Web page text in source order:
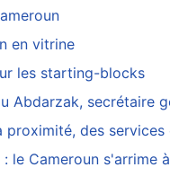
en vitrine
les starting-blocks
Abdarzak, secrétaire
des
le Cameroun s'arrime